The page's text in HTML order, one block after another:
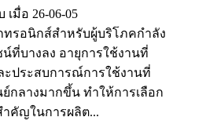
มื่อ 26-06-05
รอนิกส์สำหรับผู้บริโภคกำลัง
ที่บางลง อายุการใช้งานที่
ะประสบการณ์การใช้งานที่
ย์กลางมากขึ้น ทำให้การเลือก
ำคัญในการผลิต...